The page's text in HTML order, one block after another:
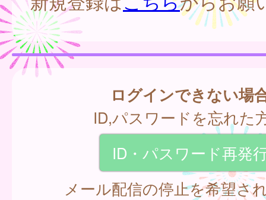
ログインできない場
ID,パスワードを忘れた
ID・パスワード再発
メール配信の停止を希望さ